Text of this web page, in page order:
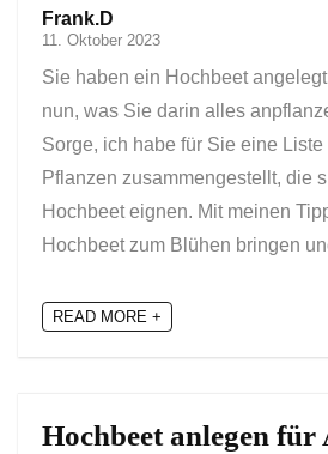
Frank.D
11. Oktober 2023
Sie haben ein Hochbeet
nun, was Sie darin alles
Sorge, ich habe für Sie eine
Pflanzen zusammengestellt, die
Hochbeet eignen. Mit meinen
Hochbeet zum Blühen bringen
READ MORE +
Hochbeet anlegen für